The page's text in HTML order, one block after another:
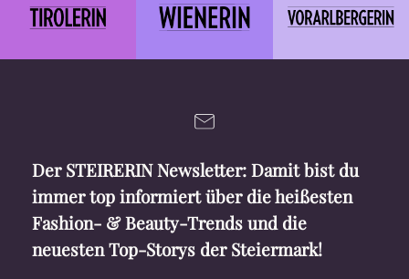
Der STEIRERIN Newsletter: Damit bist du
immer top informiert über die heißesten
Fashion- & Beauty-Trends und die
neuesten Top-Storys der Steiermark!